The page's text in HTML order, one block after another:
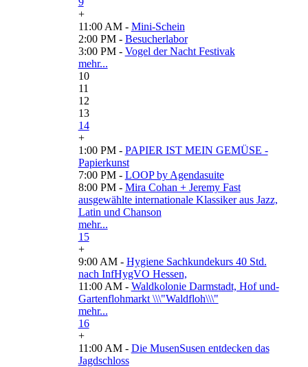
+
11:00 AM - Mini-Schein
2:00 PM - Besucherlabor
3:00 PM - Vogel der Nacht Festivak
mehr...
10
11
12
13
14
+
1:00 PM - PAPIER IST MEIN GEMÜSE -
Papierkunst
7:00 PM - LOOP by Agendasuite
8:00 PM - Mira Cohan + Jeremy Fast
ausgewählte internationale Klassiker aus Jazz,
Latin und Chanson
mehr...
15
+
9:00 AM - Hygiene Sachkundekurs 40 Std.
nach InfHygVO Hessen,
11:00 AM - Waldkolonie Darmstadt, Hof und-
Gartenflohmarkt \\\"Waldfloh\\\"
mehr...
16
+
11:00 AM - Die MusenSusen entdecken das
Jagdschloss